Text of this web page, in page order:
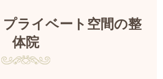
ライベート空間の整
体院